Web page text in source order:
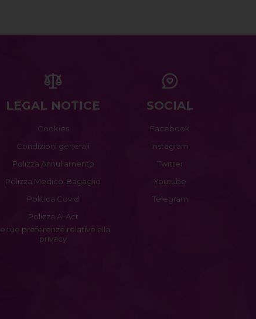
LEGAL NOTICE
Cookies
Condizioni generali
Polizza Annullamento
Polizza Medico-Bagaglio
Politica Covid
Polizza AI Act
tue preferenze relative alla
privacy
SOCIAL
Facebook
Instagram
Twitter
Youtube
Telegram